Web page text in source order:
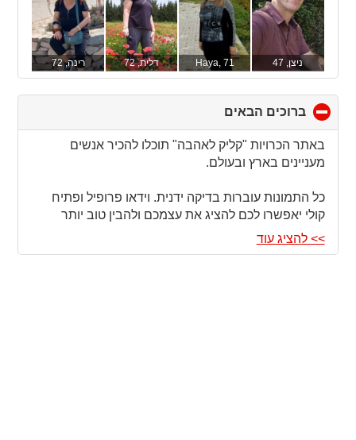
רינה, 72 דלית, 72 Haya, 71 ניצן, 47
ברוכים הבאים
to
collapse
contents
באתר הכרויות "קליק לאהבה" תוכלו להכיר אנשים
מעניינים בארץ ובעולם.
כל התמונות עוברות בדיקה ידנית. וידאו פרופיל ופתיח
קולי יאפשרו לכם להציג את עצמכם ולהבין טוב יותר
משתמשים אחרים. תהיו בטוחים - אנחנו עושים הכל, כדי
>> להציג עוד